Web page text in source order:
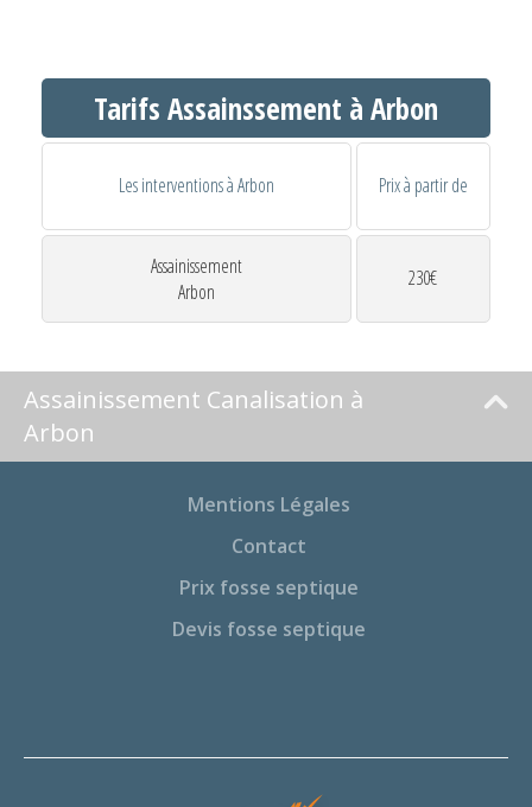
Tarifs Assainssement à Arbon
Les interventions à Arbon Prix à partir de
Assainissement
Arbon
230€
Assainissement Canalisation à
Arbon
Mentions Légales
Contact
Prix fosse septique
Devis fosse septique